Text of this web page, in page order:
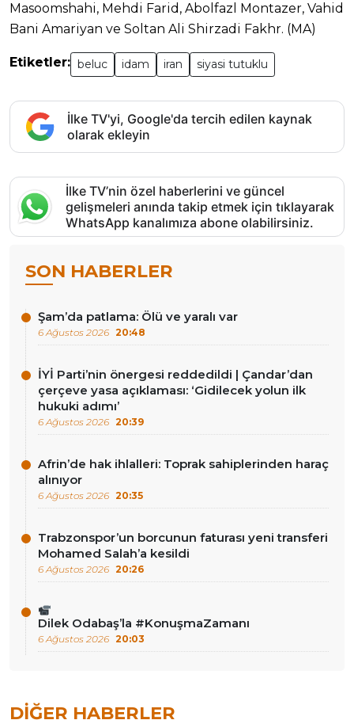
Masoomshahi, Mehdi Farid, Abolfazl Montazer, Vahid
Bani Amariyan ve Soltan Ali Shirzadi Fakhr. (MA)
Etiketler: beluc idam iran siyasi tutuklu
İlke TV'yi, Google'da tercih edilen kaynak
olarak ekleyin
İlke TV’nin özel haberlerini ve güncel
gelişmeleri anında takip etmek için tıklayarak
WhatsApp kanalımıza abone olabilirsiniz.
SON HABERLER
Şam’da patlama: Ölü ve yaralı var
6 Ağustos 2026 20:48
İYİ Parti’nin önergesi reddedildi | Çandar’dan
çerçeve yasa açıklaması: ‘Gidilecek yolun ilk
hukuki adımı’
6 Ağustos 2026 20:39
Afrin’de hak ihlalleri: Toprak sahiplerinden haraç
alınıyor
6 Ağustos 2026 20:35
Trabzonspor’un borcunun faturası yeni transferi
Mohamed Salah’a kesildi
6 Ağustos 2026 20:26
Dilek Odabaş’la #KonuşmaZamanı
6 Ağustos 2026 20:03
DIĞER HABERLER